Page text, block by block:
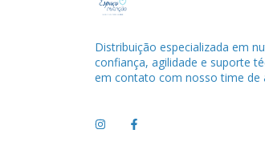
Distribuição especializada em
confiança, agilidade e suporte
em contato com nosso time de